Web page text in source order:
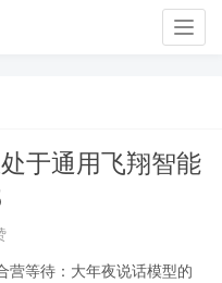
于通用飞翔智能
营等待：大年夜说话模型的